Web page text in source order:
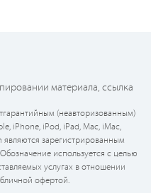
материала, ссылка
(неавторизованным)
iPhone, iPod, iPad, Mac, iMac,
являются зарегистрированным
используется с целью
услугах в отношении
офертой.